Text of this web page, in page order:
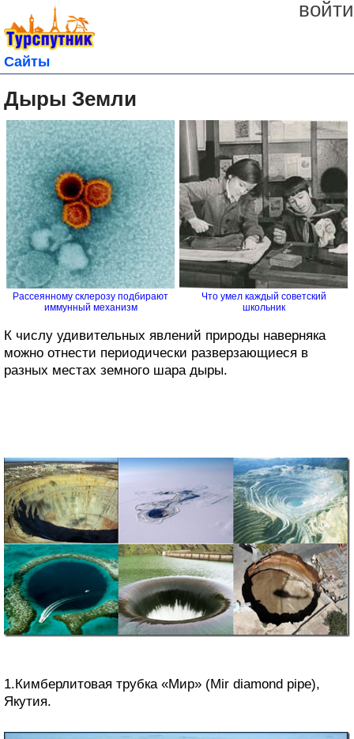
войти
Сайты
Дыры Земли
Рассеянному склерозу подбирают
иммунный механизм
Что умел каждый советский
школьник
К числу удивительных явлений природы наверняка
можно отнести периодически разверзающиеся в
разных местах земного шара дыры.
1.Кимберлитовая трубка «Мир» (Mir diamond pipe),
Якутия.